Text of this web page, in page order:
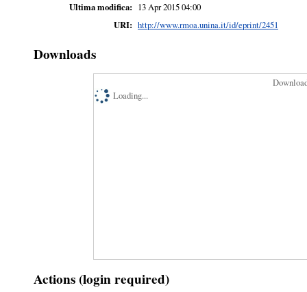
Ultima modifica: 13 Apr 2015 04:00
URI: http://www.rmoa.unina.it/id/eprint/2451
Downloads
Loading...
Actions (login required)